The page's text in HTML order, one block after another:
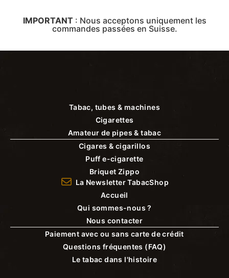
IMPORTANT : Nous acceptons uniquement les
commandes passées en Suisse.
Tabac, tubes & machines
Cigarettes
Amateur de pipes & tabac
Cigares & cigarillos
Puff e-cigarette
Briquet Zippo
La Newsletter TabacShop
Accueil
Qui sommes-nous ?
Nous contacter
Paiement avec ou sans carte de crédit
Questions fréquentes (FAQ)
Le tabac dans l'histoire